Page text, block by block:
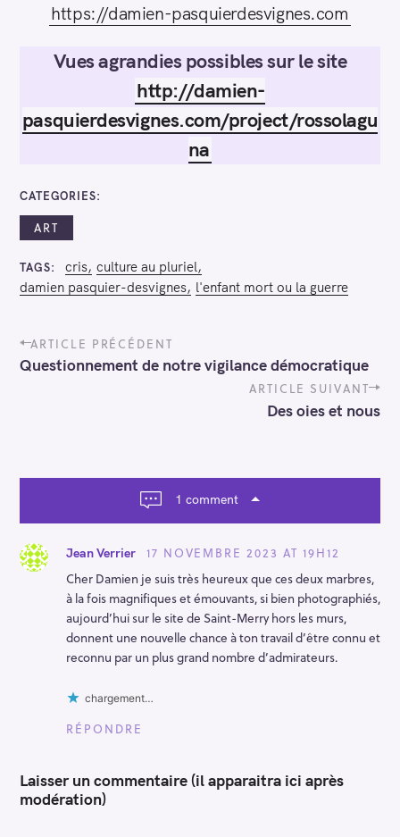
https://damien-pasquierdesvignes.com
Vues agrandies possibles sur le site
http://damien-
pasquierdesvignes.com/project/rossolagu
na
CATEGORIES
ART
TAGS cris culture au pluriel
damien pasquier-desvignes l'enfant mort ou la guerre
P
o
s
g
o
n
ARTICLE PRÉCÉDENT
Questionnement de notre vigilance démocratique
ARTICLE SUIVANT
Des oies et nous
1 comment
Jean Verrier
17 NOVEMBRE 2023 AT 19H12
Cher Damien je suis très heureux que ces deux marbres,
à la fois magnifiques et émouvants, si bien photographiés,
aujourd’hui sur le site de Saint-Merry hors les murs,
donnent une nouvelle chance à ton travail d’être connu et
reconnu par un plus grand nombre d’admirateurs.
chargement…
RÉPONDRE
Laisser un commentaire (il apparaitra ici après
modération)
R
h
c
e